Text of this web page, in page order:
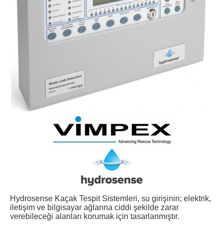
Hydrosense Kaçak Tespit Sistemleri, su girişinin; elektrik,
iletişim ve bilgisayar ağlarına ciddi şekilde zarar
verebileceği alanları korumak için tasarlanmıştır.